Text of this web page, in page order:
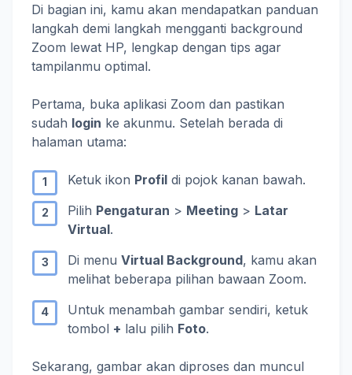
Di bagian ini, kamu akan mendapatkan panduan
langkah demi langkah mengganti background
Zoom lewat HP, lengkap dengan tips agar
tampilanmu optimal.
Pertama, buka aplikasi Zoom dan pastikan
sudah login ke akunmu. Setelah berada di
halaman utama:
Ketuk ikon Profil di pojok kanan bawah.
Pilih Pengaturan > Meeting > Latar
Virtual.
Di menuVirtual Background, kamu akan
melihat beberapa pilihan bawaan Zoom.
Untuk menambah gambar sendiri, ketuk
tombol + lalu pilih Foto.
Sekarang, gambar akan diproses dan muncul